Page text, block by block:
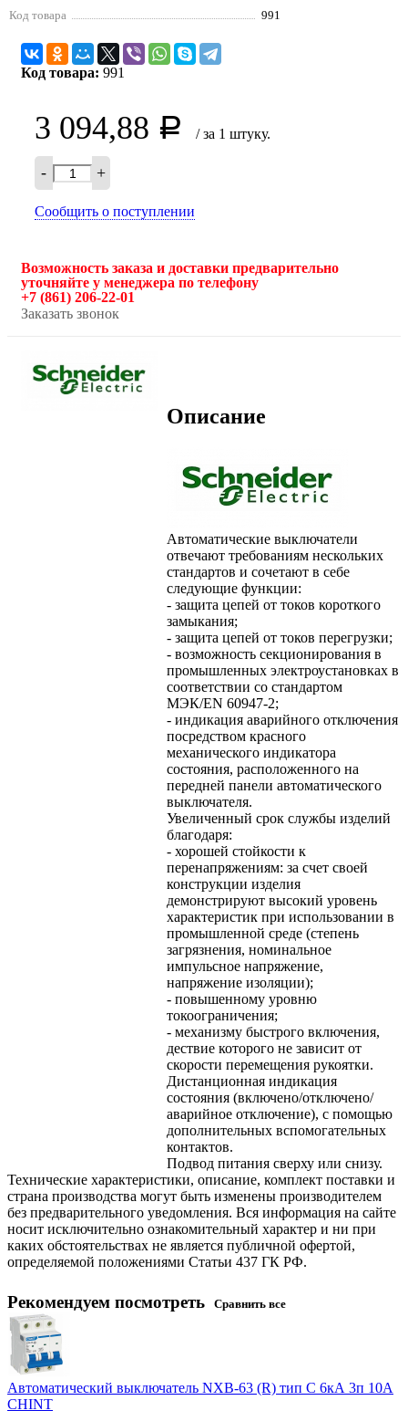
Код товара 991
Код товара: 991
3 094,88 Р / за 1 штуку.
- +
Сообщить о поступлении
Возможность заказа и доставки предварительно
уточняйте у менеджера по телефону
+7 (861) 206-22-01
Заказать звонок
Описание
Автоматические выключатели
отвечают требованиям нескольких
стандартов и сочетают в себе
следующие функции:
- защита цепей от токов короткого
замыкания;
- защита цепей от токов перегрузки;
- возможность секционирования в
промышленных электроустановках в
соответствии со стандартом
МЭК/EN 60947-2;
- индикация аварийного отключения
посредством красного
механического индикатора
состояния, расположенного на
передней панели автоматического
выключателя.
Увеличенный срок службы изделий
благодаря:
- хорошей стойкости к
перенапряжениям: за счет своей
конструкции изделия
демонстрируют высокий уровень
характеристик при использовании в
промышленной среде (степень
загрязнения, номинальное
импульсное напряжение,
напряжение изоляции);
- повышенному уровню
токоограничения;
- механизму быстрого включения,
дествие которого не зависит от
скорости перемещения рукоятки.
Дистанционная индикация
состояния (включено/отключено/
аварийное отключение), с помощью
дополнительных вспомогательных
контактов.
Подвод питания сверху или снизу.
Технические характеристики, описание, комплект поставки и
страна производства могут быть изменены производителем
без предварительного уведомления. Вся информация на сайте
носит исключительно ознакомительный характер и ни при
каких обстоятельствах не является публичной офертой,
определяемой положениями Статьи 437 ГК РФ.
Рекомендуем посмотреть Сравнить все
Автоматический выключатель NXB-63 (R) тип С 6кА 3п 10А
CHINT